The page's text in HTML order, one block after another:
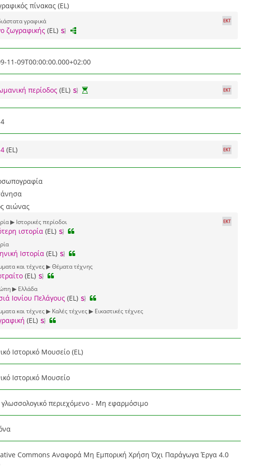
πίνακας (EL)
γραφικά
ζωγραφικής(EL)
11-09T00:00:00.000+02:00
περίοδος(EL)
(EL)
αιώνας
▶ Ιστορικές περίοδοι
ιστορία (EL)
Ιστορία (EL)
και τέχνες ▶ Θέματα τέχνης
(EL)
▶ Ελλάδα
Ιονίου Πελάγους(EL)
και τέχνες ▶ Καλές τέχνες ▶ Εικαστικές τέχνες
(EL)
Ιστορικό Μουσείο (EL)
Ιστορικό Μουσείο
περιεχόμενο - Μη εφαρμόσιμο
Commons Αναφορά Μη Εμπορική Χρήση Όχι Παράγωγα Έργα 4.0